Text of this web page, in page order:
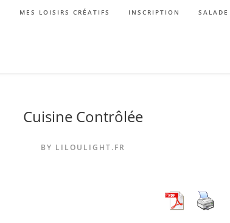
MES LOISIRS CRÉATIFS INSCRIPTION
Cuisine Contrôlée
BY LILOULIGHT.FR